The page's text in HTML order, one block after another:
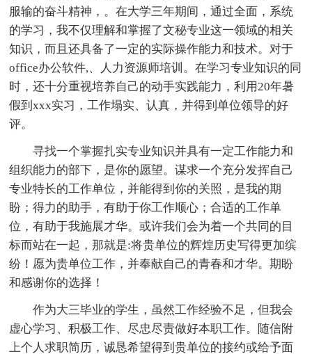
服输的奋斗精神，。在大学三年期间，通过全面，系统
的学习，我不仅理解和掌握了文秘专业这一领域的相关
知识，而且还具备了一定的实际操作能力和技术。对于
office办公软件,、人力资源师培训。在学习专业知识的同
时，还十分重视培养自己的动手实践能力，利用20年暑
假到xxx实习，工作塌实、认真，并得到单位领导的好
评。
寻找一个掌握扎实专业知识并具有一定工作能力和
组织能力的部下，是你的愿望。谋求一个充分发挥自己
专业特长的工作单位，并能得到你的关照，是我的期
盼；得力的助手，有助于你工作顺心；合适的工作单
位，有助于我施展才华。或许我们会为着一个共同的目
标而站在一起，那就是:将贵单位的辉煌历史写得更加缤
纷！愿为贵单位工作，并奉献自己的青春和才华。期盼
和感谢你的选择！
作为大三毕业的学生，虽然工作经验不足，但我会
虚心学习、积极工作、尽忠尽责做好本职工作。随信附
上个人求职简历，诚恳希望得到贵单位的接约或给予面